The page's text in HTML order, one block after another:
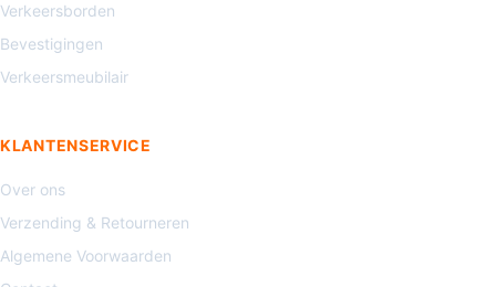
Verkeersborden
Bevestigingen
Verkeersmeubilair
KLANTENSERVICE
Over ons
Verzending & Retourneren
Algemene Voorwaarden